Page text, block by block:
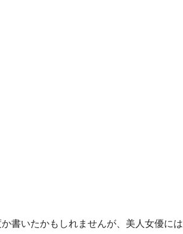
書いたかもしれませんが、美人女優には